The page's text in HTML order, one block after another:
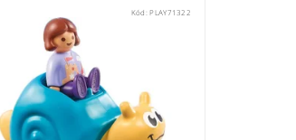
Kód:PLAY71322